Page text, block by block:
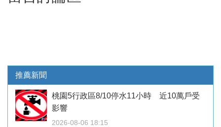
推薦新聞
桃園5行政區8/10停水11小時 近10萬戶受
影響
2026-08-06 18:15